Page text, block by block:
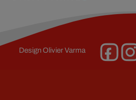
DesignOlivier Varma